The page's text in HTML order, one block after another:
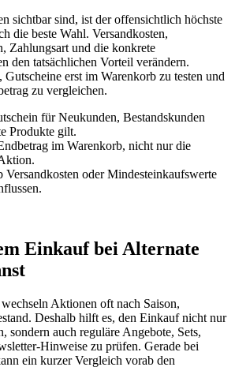
sichtbar sind, ist der offensichtlich höchste
die beste Wahl. Versandkosten,
Zahlungsart und die konkrete
den tatsächlichen Vorteil verändern.
erst im Warenkorb zu testen und
zu vergleichen.
für Neukunden, Bestandskunden
Produkte gilt.
im Warenkorb, nicht nur die
Versandkosten oder Mindesteinkaufswerte
Einkauf bei Alternate
Aktionen oft nach Saison,
Deshalb hilft es, den Einkauf nicht nur
sondern auch reguläre Angebote, Sets,
Hinweise zu prüfen. Gerade bei
ein kurzer Vergleich vorab den